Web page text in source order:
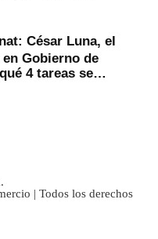
César Luna, el
Gobierno de
4 tareas se
| Todos los derechos